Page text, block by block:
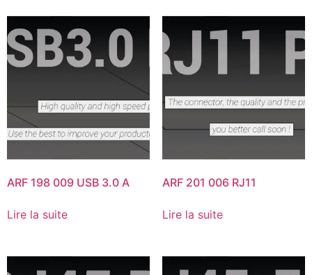
ARF 198 009 USB 3.0 A
Lire la suite
ARF 201 006 RJ11
Lire la suite